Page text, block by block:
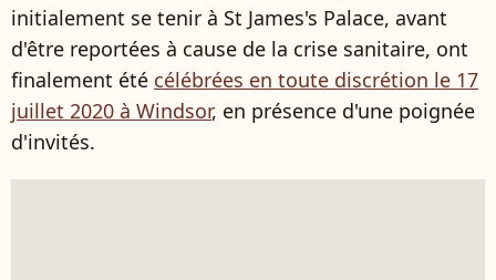
initialement se tenir à St James's Palace, avant
d'être reportées à cause de la crise sanitaire, ont
finalement été célébrées en toute discrétion le 17
juillet 2020 à Windsor, en présence d'une poignée
d'invités.